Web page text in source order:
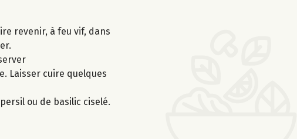
revenir, à feu vif, dans
Laisser cuire quelques
ou de basilic ciselé.